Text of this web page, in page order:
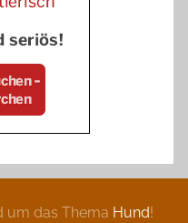
um das Thema Hund!